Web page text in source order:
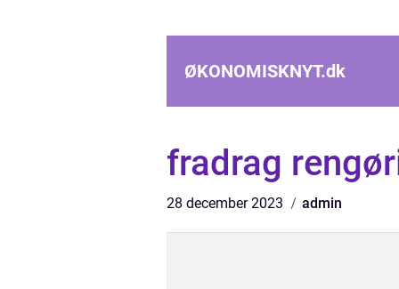
ØKONOMISKNYT.dk
fradrag
28 december 2023 admin